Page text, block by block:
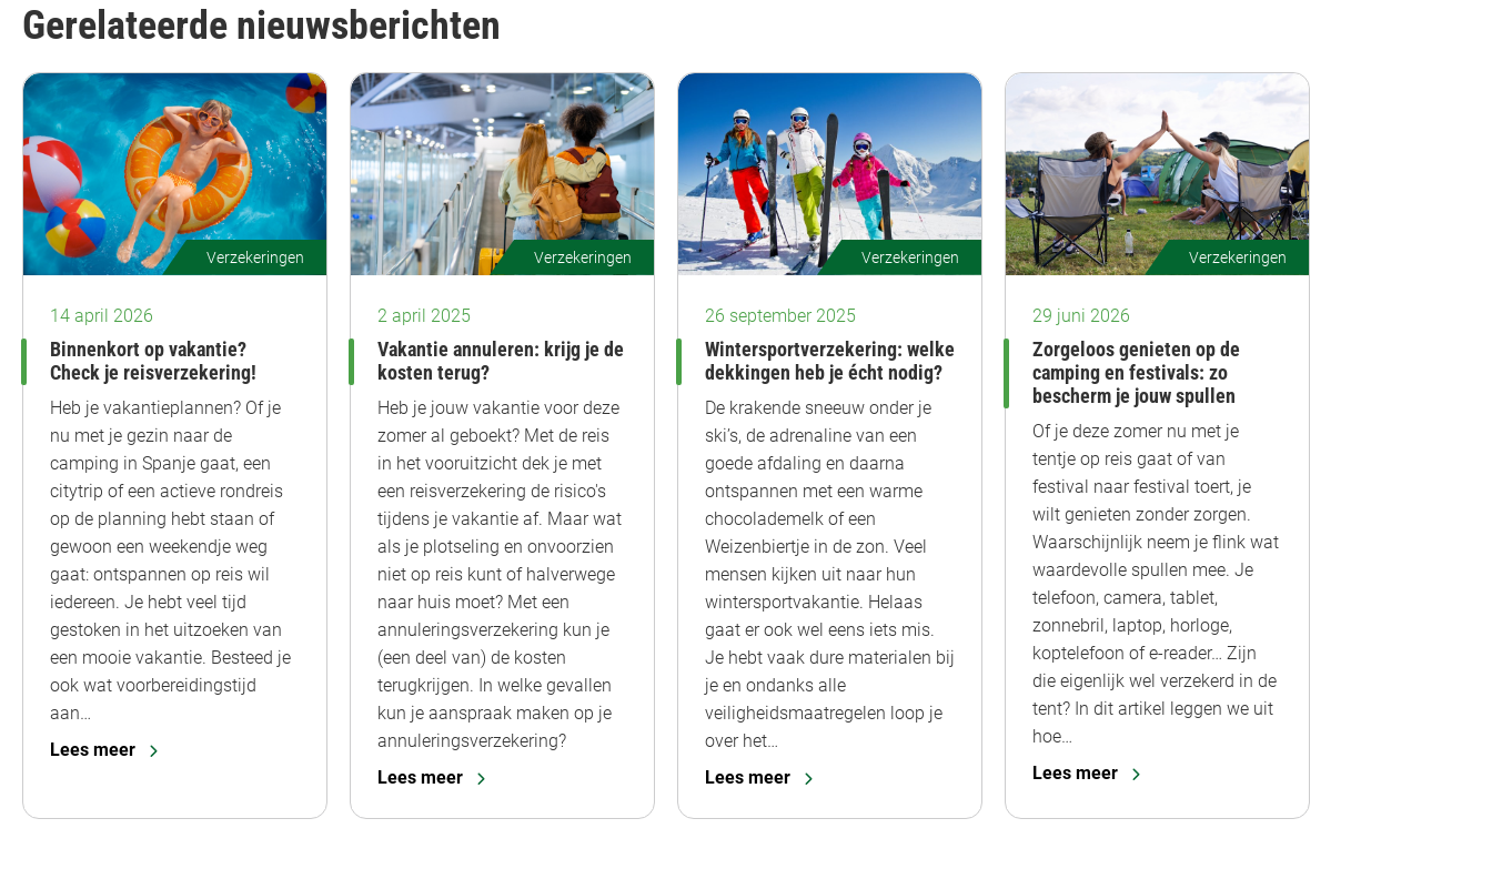
Gerelateerde nieuwsberichten
Verzekeringen
14 april 2026
Binnenkort op vakantie?
Check je reisverzekering!
Heb je vakantieplannen? Of je
nu met je gezin naar de
camping in Spanje gaat, een
citytrip of een actieve rondreis
op de planning hebt staan of
gewoon een weekendje weg
gaat: ontspannen op reis wil
iedereen. Je hebt veel tijd
gestoken in het uitzoeken van
een mooie vakantie. Besteed je
ook wat voorbereidingstijd
aan…
Lees meer
Verzekeringen
2 april 2025
Vakantie annuleren: krijg je de
kosten terug?
Heb je jouw vakantie voor deze
zomer al geboekt? Met de reis
in het vooruitzicht dek je met
een reisverzekering de risico's
tijdens je vakantie af. Maar wat
als je plotseling en onvoorzien
niet op reis kunt of halverwege
naar huis moet? Met een
annuleringsverzekering kun je
(een deel van) de kosten
terugkrijgen. In welke gevallen
kun je aanspraak maken op je
annuleringsverzekering?
Lees meer
Verzekeringen
26 september 2025
Wintersportverzekering: welke
dekkingen heb je écht nodig?
De krakende sneeuw onder je
ski’s, de adrenaline van een
goede afdaling en daarna
ontspannen met een warme
chocolademelk of een
Weizenbiertje in de zon. Veel
mensen kijken uit naar hun
wintersportvakantie. Helaas
gaat er ook wel eens iets mis.
Je hebt vaak dure materialen bij
je en ondanks alle
veiligheidsmaatregelen loop je
over het…
Lees meer
Verzekeringen
29 juni 2026
Zorgeloos genieten op de
camping en festivals: zo
bescherm je jouw spullen
Of je deze zomer nu met je
tentje op reis gaat of van
festival naar festival toert, je
wilt genieten zonder zorgen.
Waarschijnlijk neem je flink wat
waardevolle spullen mee. Je
telefoon, camera, tablet,
zonnebril, laptop, horloge,
koptelefoon of e-reader… Zijn
die eigenlijk wel verzekerd in de
tent? In dit artikel leggen we uit
hoe…
Lees meer